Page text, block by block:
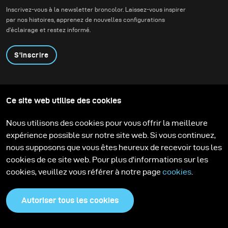
contemporaine.
Inscrivez-vous à la newsletter broncolor. Laissez-vous inspirer
par nos histoires, apprenez de nouvelles configurations
d'éclairage et restez informé.
S'inscrire
Contactez-nous
Technologies
Support
Carrière
Media Center
Ce site web utilise des cookies
Nous utilisons des cookies pour vous offrir la meilleure
expérience possible sur notre site web. Si vous continuez,
nous supposons que vous êtes heureux de recevoir tous les
cookies de ce site web. Pour plus d'informations sur les
cookies, veuillez vous référer à notre page cookies
Autoriser tous les cookies